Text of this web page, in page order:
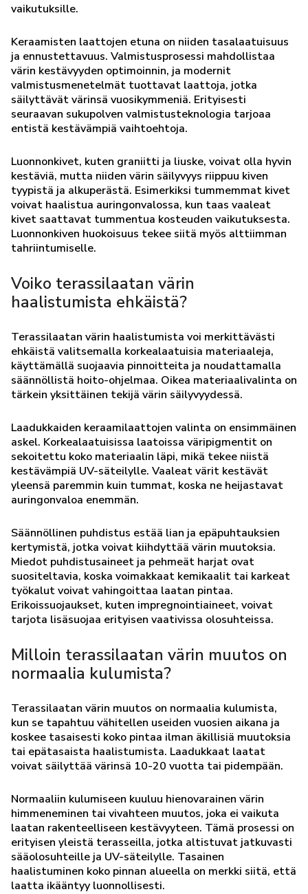
vaikutuksille.
Keraamisten laattojen etuna on niiden tasalaatuisuus
ja ennustettavuus. Valmistusprosessi mahdollistaa
värin kestävyyden optimoinnin, ja modernit
valmistusmenetelmät tuottavat laattoja, jotka
säilyttävät värinsä vuosikymmeniä. Erityisesti
seuraavan sukupolven valmistusteknologia tarjoaa
entistä kestävämpiä vaihtoehtoja.
Luonnonkivet, kuten graniitti ja liuske, voivat olla hyvin
kestäviä, mutta niiden värin säilyvyys riippuu kiven
tyypistä ja alkuperästä. Esimerkiksi tummemmat kivet
voivat haalistua auringonvalossa, kun taas vaaleat
kivet saattavat tummentua kosteuden vaikutuksesta.
Luonnonkiven huokoisuus tekee siitä myös alttiimman
tahriintumiselle.
Voiko terassilaatan värin
haalistumista ehkäistä?
Terassilaatan värin haalistumista voi merkittävästi
ehkäistä valitsemalla korkealaatuisia materiaaleja,
käyttämällä suojaavia pinnoitteita ja noudattamalla
säännöllistä hoito-ohjelmaa. Oikea materiaalivalinta on
tärkein yksittäinen tekijä värin säilyvyydessä.
Laadukkaiden keraamilaattojen valinta on ensimmäinen
askel. Korkealaatuisissa laatoissa väripigmentit on
sekoitettu koko materiaalin läpi, mikä tekee niistä
kestävämpiä UV-säteilylle. Vaaleat värit kestävät
yleensä paremmin kuin tummat, koska ne heijastavat
auringonvaloa enemmän.
Säännöllinen puhdistus estää lian ja epäpuhtauksien
kertymistä, jotka voivat kiihdyttää värin muutoksia.
Miedot puhdistusaineet ja pehmeät harjat ovat
suositeltavia, koska voimakkaat kemikaalit tai karkeat
työkalut voivat vahingoittaa laatan pintaa.
Erikoissuojaukset, kuten impregnointiaineet, voivat
tarjota lisäsuojaa erityisen vaativissa olosuhteissa.
Milloin terassilaatan värin muutos on
normaalia kulumista?
Terassilaatan värin muutos on normaalia kulumista,
kun se tapahtuu vähitellen useiden vuosien aikana ja
koskee tasaisesti koko pintaa ilman äkillisiä muutoksia
tai epätasaista haalistumista. Laadukkaat laatat
voivat säilyttää värinsä 10-20 vuotta tai pidempään.
Normaaliin kulumiseen kuuluu hienovarainen värin
himmeneminen tai vivahteen muutos, joka ei vaikuta
laatan rakenteelliseen kestävyyteen. Tämä prosessi on
erityisen yleistä terasseilla, jotka altistuvat jatkuvasti
sääolosuhteille ja UV-säteilylle. Tasainen
haalistuminen koko pinnan alueella on merkki siitä, että
laatta ikääntyy luonnollisesti.